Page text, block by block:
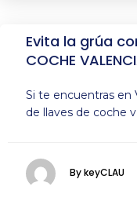
Evita la grúa
COCHE
Si te encuentras en
de llaves de coche
By keyCLAU